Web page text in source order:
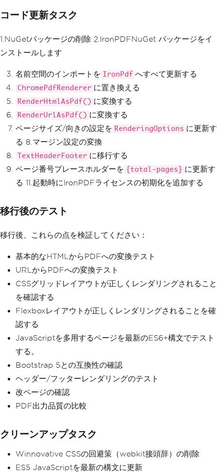
コード更新タスク
1.NuGetパッケージの削除 2.IronPDFNuGet パッケージをイ
ンストールします
名前空間のインポートを IronPdf へすべて更新する
ChromePdfRenderer に置き換える
RenderHtmlAsPdf() に変換する
RenderUrlAsPdf() に変換する
ページサイズ/向きの設定を RenderingOptions に更新す
る 8.マージン設定の変換
TextHeaderFooter に移行する
ページ番号プレースホルダーを {total-pages} に更新す
る 11.起動時にIronPDFライセンスの初期化を追加する
移行後のテスト
移行後、これらの点を検証してください：
基本的なHTMLからPDFへの変換テスト
URLからPDFへの変換テスト
CSSグリッドレイアウトが正しくレンダリングされること
を確認する
Flexboxレイアウトが正しくレンダリングされることを確
認する
JavaScriptを多用するページを最新のES6+構文でテスト
する。
Bootstrap 5との互換性の確認
ヘッダー/フッターレンダリングのテスト
改ページの確認
PDF出力品質の比較
クリーンアップタスク
Winnovative CSSの回避策（webkit接頭辞）の削除
ES5 JavaScriptを最新の構文に更新